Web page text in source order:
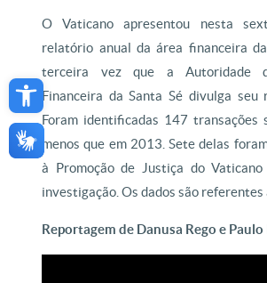
Open toolbar
O Vaticano apresentou nesta
relatório anual da área financeira
terceira vez que a Autoridade
Financeira da Santa Sé divulga seu
Foram identificadas 147 transações
menos que em 2013. Sete delas
à Promoção de Justiça do
investigação. Os dados são referentes
Reportagem de Danusa Rego e Paulo